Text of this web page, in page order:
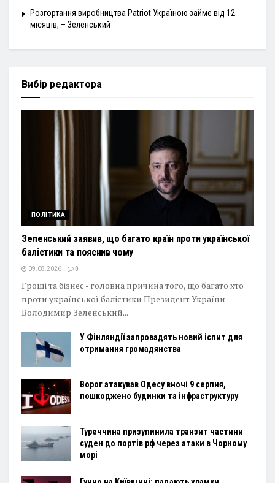
Розгортання виробництва Patriot Україною займе від 12
місяців, – Зеленський
Вибір редактора
ПОЛІТИКА
Зеленський заявив, що багато країн проти української
балістики та пояснив чому
09.08.2026 0
Гроші та бізнес - головна причина того, що багато хто
проти української балістики Президент України
Володимир Зеленський...
У Фінляндії запровадять новий іспит для
отримання громадянства
Ворог атакував Одесу вночі 9 серпня,
пошкоджено будинки та інфраструктуру
Туреччина призупинила транзит частини
суден до портів рф через атаки в Чорному
морі